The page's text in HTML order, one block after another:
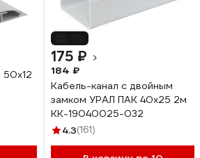
50x12
175 ₽
184 ₽
Кабель-канал с двойным
замком УРАЛ ПАК 40х25 2м
КК-19040025-032
4.3(161)